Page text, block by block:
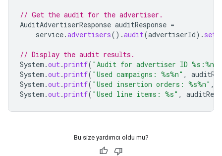
// Get the audit for the advertiser.
AuditAdvertiserResponse auditResponse =
service.advertisers().audit(advertiserId).
// Display the audit results.
System .out.printf( "Audit for advertiser ID %s:%n"
System .out.printf( "Used campaigns: %s%n" ,
System .out.printf( "Used insertion orders: %s%n" ,
System .out.printf( "Used line items: %s" ,
Bu size yardımcı oldu mu?